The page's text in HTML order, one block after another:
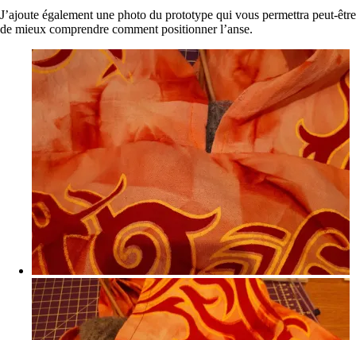
J’ajoute également une photo du prototype qui vous permettra peut-être
de mieux comprendre comment positionner l’anse.